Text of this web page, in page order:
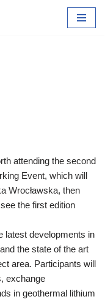
attending the second
Event, which will
Wrocławska, then
the first edition
latest developments in
the state of the art
area. Participants will
exchange
in geothermal lithium